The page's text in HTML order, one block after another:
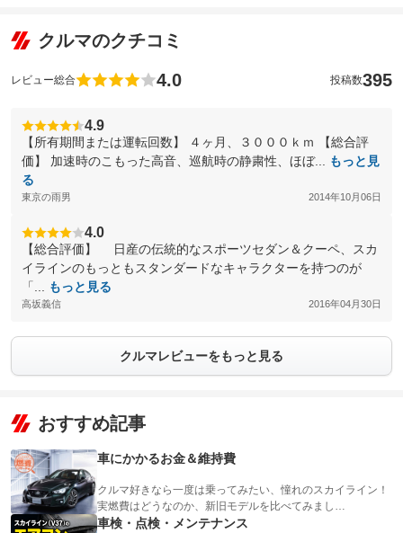
クルマのクチコミ
レビュー総合 4.0 投稿数395
4.9
【所有期間または運転回数】 ４ヶ月、３０００ｋｍ 【総合評
価】 加速時のこもった高音、巡航時の静粛性、ほぼ...
もっと見
る
東京の雨男 2014年10月06日
4.0
【総合評価】 日産の伝統的なスポーツセダン＆クーペ、スカ
イラインのもっともスタンダードなキャラクターを持つのが
「...
もっと見る
高坂義信 2016年04月30日
クルマレビューをもっと見る
おすすめ記事
車にかかるお金＆維持費
クルマ好きなら一度は乗ってみたい、憧れのスカイライン！
実燃費はどうなのか、新旧モデルを比べてみまし…
車検・点検・メンテナンス